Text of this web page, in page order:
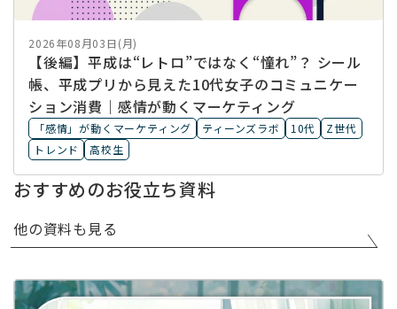
2026年08月03日(月)
【後編】平成は“レトロ”ではなく“憧れ”？ シール
帳、平成プリから見えた10代女子のコミュニケー
ション消費｜感情が動くマーケティング
「感情」が動くマーケティング ティーンズラボ 10代
Z世代
トレンド
高校生
おすすめのお役立ち資料
他の資料も見る